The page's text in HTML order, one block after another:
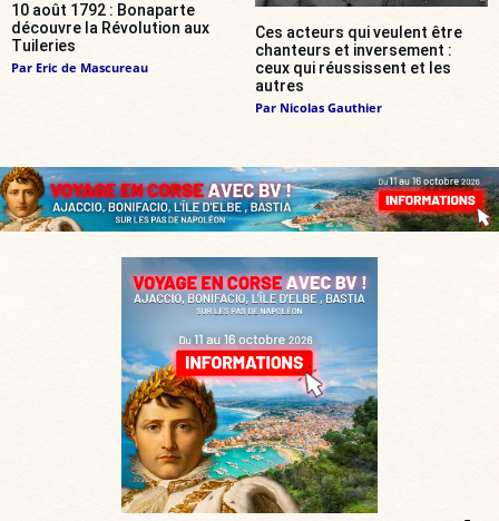
10 août 1792 : Bonaparte
découvre la Révolution aux
Tuileries
Par Eric de Mascureau
Ces acteurs qui veulent être
chanteurs et inversement :
ceux qui réussissent et les
autres
Par Nicolas Gauthier